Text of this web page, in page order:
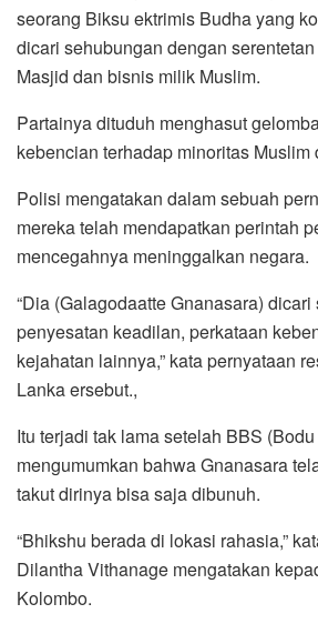
seorang Biksu ektrimis Budha yang
dicari sehubungan dengan
Masjid dan bisnis milik Muslim.
Partainya dituduh menghasut
kebencian terhadap minoritas Muslim
Polisi mengatakan dalam sebuah
mereka telah mendapatkan perintah
mencegahnya meninggalkan negara.
“Dia (Galagodaatte Gnanasara)
penyesatan keadilan, perkataan
kejahatan lainnya,” kata pernyataan
Lanka ersebut.,
Itu terjadi tak lama setelah BBS
mengumumkan bahwa Gnanasara
takut dirinya bisa saja dibunuh.
“Bhikshu berada di lokasi rahasia,”
Dilantha Vithanage mengatakan
Kolombo.